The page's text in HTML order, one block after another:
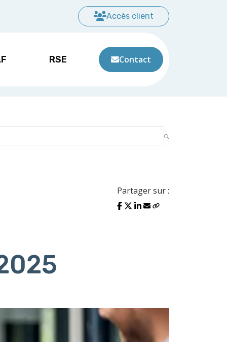
Accès client
RSE Contact
Partager sur :